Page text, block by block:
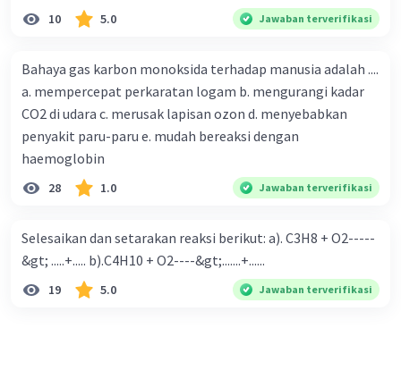
10 5.0 Jawaban terverifikasi
Bahaya gas karbon monoksida terhadap manusia adalah ....
a. mempercepat perkaratan logam b. mengurangi kadar
CO2 di udara c. merusak lapisan ozon d. menyebabkan
penyakit paru-paru e. mudah bereaksi dengan
haemoglobin
28 1.0 Jawaban terverifikasi
Selesaikan dan setarakan reaksi berikut: a). C3H8 + O2-----
&gt; .....+..... b).C4H10 + O2----&gt;.......+......
19 5.0 Jawaban terverifikasi